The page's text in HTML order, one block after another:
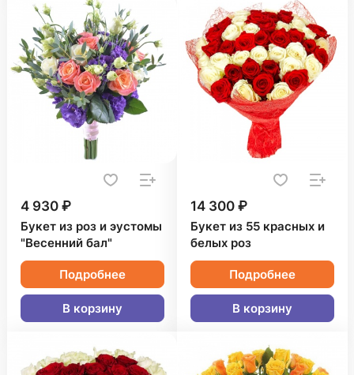
4 930 ₽
Букет из роз и эустомы
"Весенний бал"
Подробнее
В корзину
14 300 ₽
Букет из 55 красных и
белых роз
Подробнее
В корзину